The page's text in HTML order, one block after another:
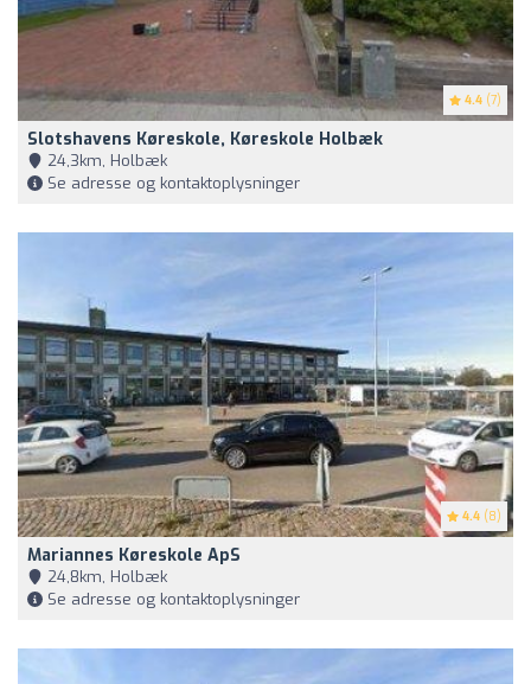
4.4 (7)
Slotshavens Køreskole, Køreskole Holbæk
24,3km, Holbæk
Se adresse og kontaktoplysninger
4.4 (8)
Mariannes Køreskole ApS
24,8km, Holbæk
Se adresse og kontaktoplysninger